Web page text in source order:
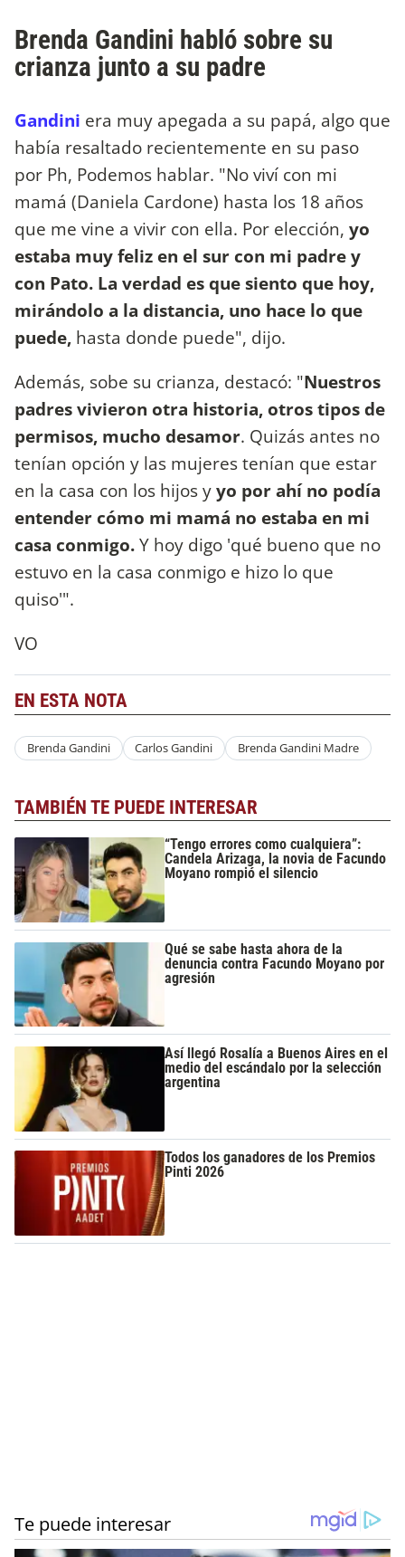
Brenda Gandini habló sobre su
crianza junto a su padre
Gandini era muy apegada a su papá, algo que
había resaltado recientemente en su paso
por Ph, Podemos hablar. "No viví con mi
mamá (Daniela Cardone) hasta los 18 años
que me vine a vivir con ella. Por elección, yo
estaba muy feliz en el sur con mi padre y
con Pato. La verdad es que siento que hoy,
mirándolo a la distancia, uno hace lo que
puede, hasta donde puede", dijo.
Además, sobe su crianza, destacó: "Nuestros
padres vivieron otra historia, otros tipos de
permisos, mucho desamor. Quizás antes no
tenían opción y las mujeres tenían que estar
en la casa con los hijos yyo por ahí no podía
entender cómo mi mamá no estaba en mi
casa conmigo.Y hoy digo 'qué bueno que no
estuvo en la casa conmigo e hizo lo que
quiso'".
VO
EN ESTA NOTA
Brenda Gandini Carlos Gandini Brenda Gandini Madre
TAMBIÉN TE PUEDE INTERESAR
“Tengo errores como cualquiera”:
Candela Arizaga, la novia de Facundo
Moyano rompió el silencio
Qué se sabe hasta ahora de la
denuncia contra Facundo Moyano por
agresión
Así llegó Rosalía a Buenos Aires en el
medio del escándalo por la selección
argentina
Todos los ganadores de los Premios
Pinti 2026